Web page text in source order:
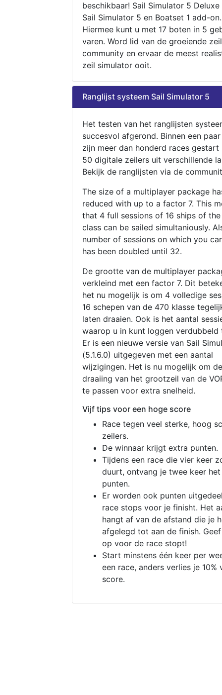
beschikbaar! Sail Simulator 5
Sail Simulator 5 en Boatset 1 add-on.
Hiermee kunt u met 17 boten in 5
varen. Word lid van de groeiende zeil
community en ervaar de meest
zeil simulator ooit.
Ranglijst systeem Sail Simulator 5
Het testen van het ranglijsten
succesvol afgerond. Binnen een
zijn meer dan honderd races gestart
50 digitale zeilers uit verschillende
Bekijk de ranglijsten via de
The size of a multiplayer package
reduced with up to a factor 7. This
that 4 full sessions of 16 ships of
class can be sailed simultaniously.
number of sessions on which you
has been doubled until 32.
De grootte van de multiplayer
verkleind met een factor 7. Dit
het nu mogelijk is om 4 volledige
16 schepen van de 470 klasse
laten draaien. Ook is het aantal
waarop u in kunt loggen verdubbeld
Er is een nieuwe versie van Sail
(5.1.6.0) uitgegeven met een aantal
wijzigingen. Het is nu mogelijk om de
draaiing van het grootzeil van de
te passen voor extra snelheid.
Vijf tips voor een hoge score
Race tegen veel sterke, hoog
zeilers.
De winnaar krijgt extra punten.
Tijdens een race die vier keer
duurt, ontvang je twee keer
punten.
Er worden ook punten
race stops voor je finisht. Het
hangt af van de afstand die je
afgelegd tot aan de finish.
op voor de race stopt!
Start minstens één keer per
een race, anders verlies je 10%
score.